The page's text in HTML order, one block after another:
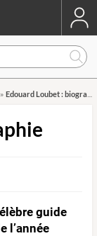
» Edouard Loubet : biographie
guide
l’année